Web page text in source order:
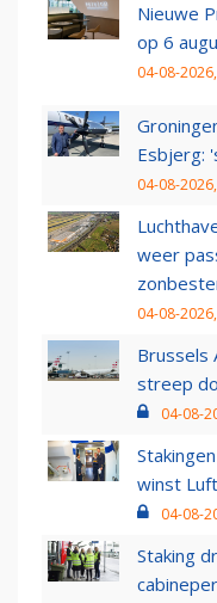
Nieuwe
op 6
04-08-
Esbjerg:
04-08-
weer
04-08-
Brussels
streep
04-08-
winst
04-08-
Staking